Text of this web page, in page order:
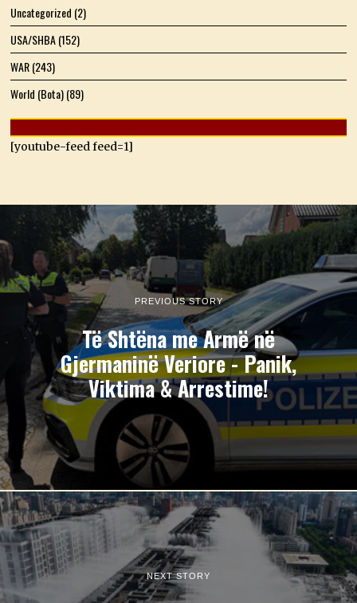
Uncategorized (2)
USA/SHBA(152)
WAR(243)
World (Bota)(89)
[youtube-feed feed=1]
PREVIOUS STORY
Të Shtëna me Armë në
Gjermaninë Veriore - Panik,
Viktima & Arrestime!
NEXT STORY